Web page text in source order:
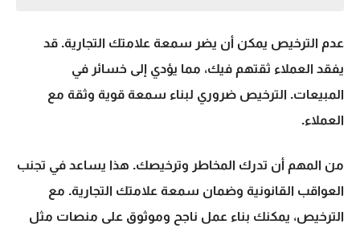
عدم الترخيص يمكن أن يضر سمعة علامتك التجارية. قد
يفقد العملاء ثقتهم فيك، مما يؤدي إلى خسائر في
المبيعات. الترخيص ضروري لبناء سمعة قوية وثقة مع
العملاء.
من المهم أن تدرك المخاطر وترخيصك. هذا يساعد في تجنب
العواقب القانونية وضمان سمعة علامتك التجارية. مع
الترخيص، يمكنك بناء عمل ناجح وموثوق على منصات مثل